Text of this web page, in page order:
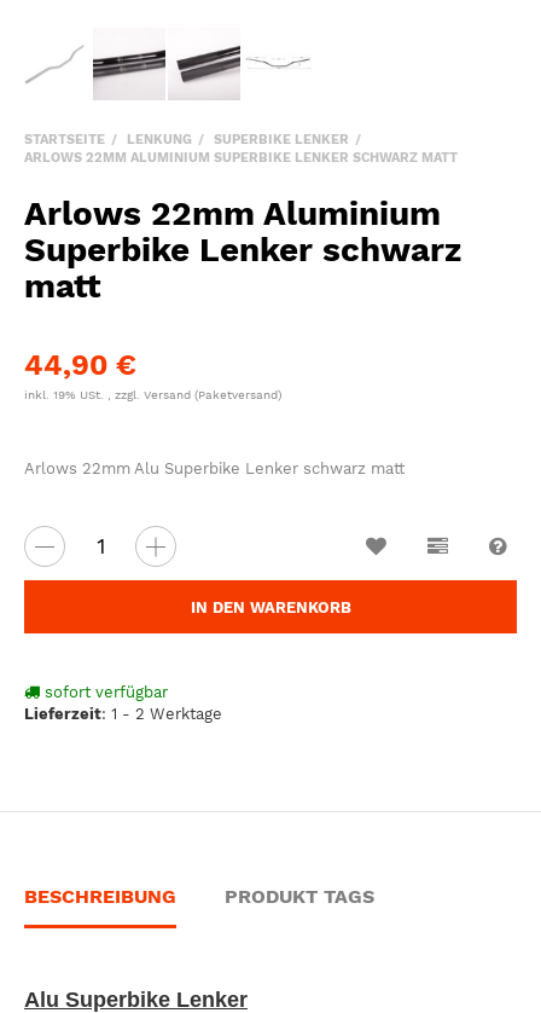
STARTSEITE LENKUNG
SUPERBIKE LENKER
ARLOWS 22MM ALUMINIUM SUPERBIKE LENKER SCHWARZ MATT
Arlows 22mm Aluminium
Superbike Lenker schwarz
matt
44,90 €
inkl. 19% USt. , zzgl. Versand (Paketversand)
Arlows 22mm Alu Superbike Lenker schwarz matt
IN DEN WARENKORB
sofort verfügbar
Lieferzeit: 1 - 2 Werktage
Wunschzettel
BESCHREIBUNG PRODUKT TAGS
Alu Superbike Lenker